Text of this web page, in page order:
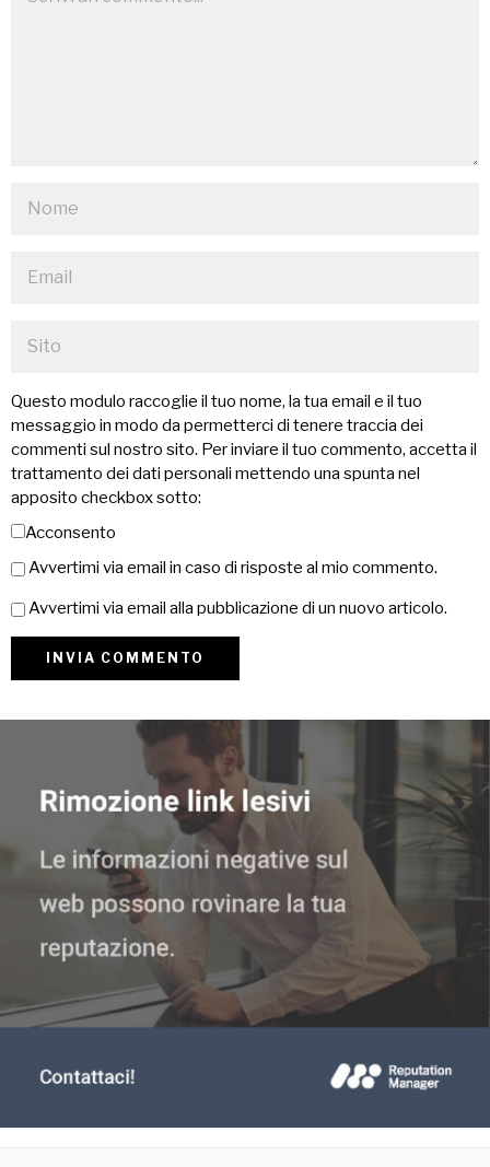
Questo modulo raccoglie il tuo nome, la tua email e il tuo
messaggio in modo da permetterci di tenere traccia dei
commenti sul nostro sito. Per inviare il tuo commento, accetta il
trattamento dei dati personali mettendo una spunta nel
apposito checkbox sotto:
Acconsento
Avvertimi via email in caso di risposte al mio commento.
Avvertimi via email alla pubblicazione di un nuovo articolo.